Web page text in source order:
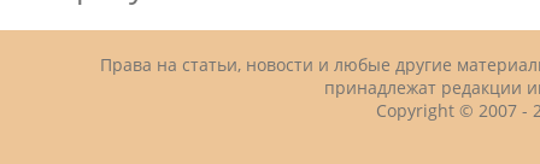
Права на статьи, новости и любые другие
принадлежат редакции
Copyright © 2007 -